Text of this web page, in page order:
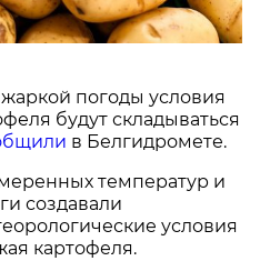
погоды условия
будут складываться
в Белгидромете.
температур и
создавали
условия
картофеля.